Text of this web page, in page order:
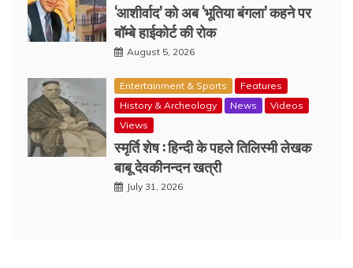
‘आशीर्वाद’ को अब ‘भूतिया बंगला’ कहने पर
बॉम्बे हाईकोर्ट की रोक
August 5, 2026
Entertainment & Sports
Features
History & Archeology
News
Videos
Views
स्मृर्ति शेष : हिन्दी के पहले तिलिस्मी लेखक
बाबू देवकीनन्दन खत्री
July 31, 2026